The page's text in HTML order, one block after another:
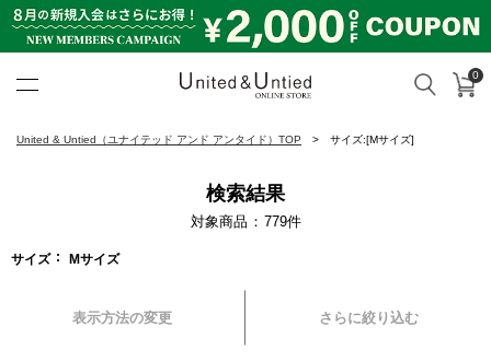
検索 カ
0
United & Untied（ユナイテッド アンド アンタイド）TOP サイズ:[Mサイズ]
検索結果
対象商品 779件
サイズ Mサイズ
表示方法の変更 さらに絞り込む